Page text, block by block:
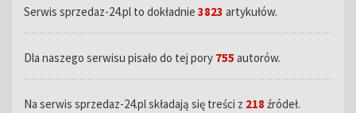
Serwis sprzedaz-24.pl to dokładnie 3823 artykułów.
Dla naszego serwisu pisało do tej pory 755 autorów.
Na serwis sprzedaz-24.pl składają się treści z 218 źródeł.